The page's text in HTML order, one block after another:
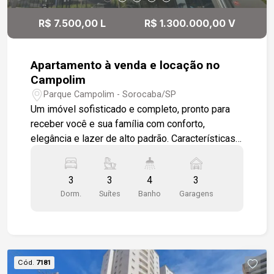
R$ 7.500,00 L R$ 1.300.000,00 V
Apartamento à venda e locação no
Campolim
Parque Campolim - Sorocaba/SP
Um imóvel sofisticado e completo, pronto para
receber você e sua família com conforto,
elegância e lazer de alto padrão. Características
com piso em porcelanato esmaltado, forro em
gesso e luminárias em LED. - Painel de TV em
madeira ripada e acesso direto à varanda
Brasil escovado, pia com cuba dupla em inox,
torneira tipo bica e armários modulados. - 3
3
Dorm.
3
Suítes
4
Banho
3
Garagens
Cód. 7181